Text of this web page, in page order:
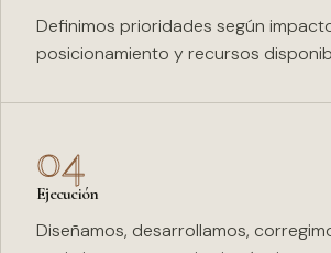
Definimos prioridades según
posicionamiento y recursos
04
Ejecución
Diseñamos, desarrollamos,